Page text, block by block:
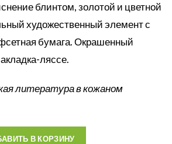
блинтом, золотой и цветной
художественный элемент с
бумага. Окрашенный
ляссе.
литература в кожаном
В КОРЗИНУ